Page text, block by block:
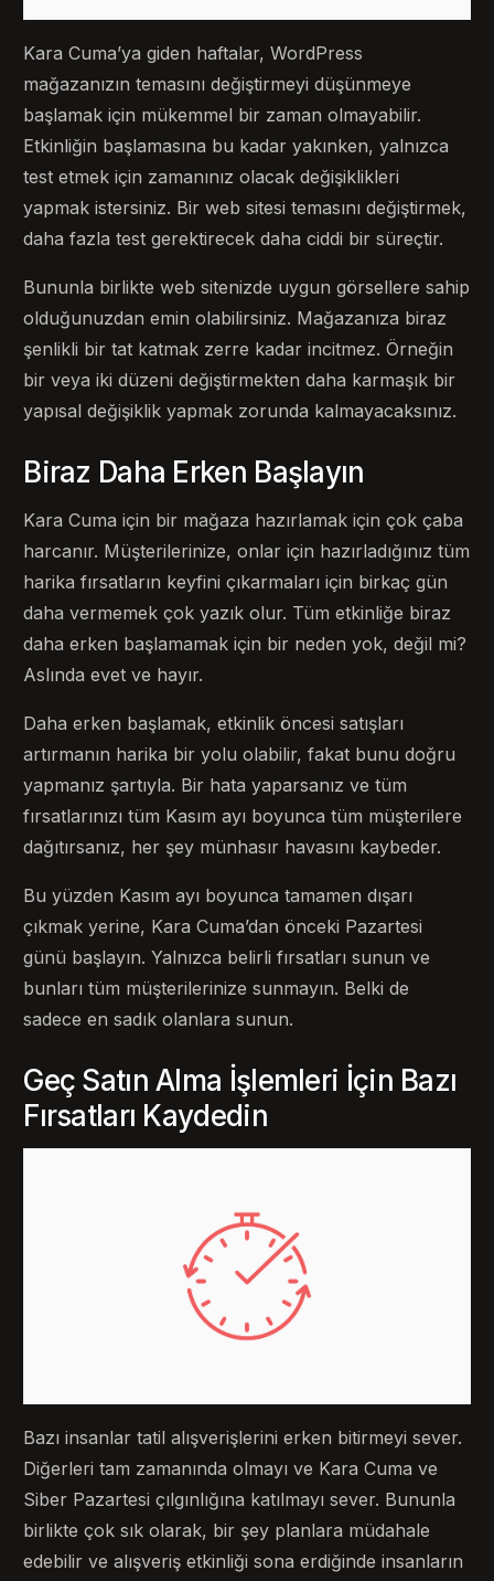
Kara Cuma’ya giden haftalar, WordPress
mağazanızın temasını değiştirmeyi düşünmeye
başlamak için mükemmel bir zaman olmayabilir.
Etkinliğin başlamasına bu kadar yakınken, yalnızca
test etmek için zamanınız olacak değişiklikleri
yapmak istersiniz. Bir web sitesi temasını değiştirmek,
daha fazla test gerektirecek daha ciddi bir süreçtir.
Bununla birlikte web sitenizde uygun görsellere sahip
olduğunuzdan emin olabilirsiniz. Mağazanıza biraz
şenlikli bir tat katmak zerre kadar incitmez. Örneğin
bir veya iki düzeni değiştirmekten daha karmaşık bir
yapısal değişiklik yapmak zorunda kalmayacaksınız.
Biraz Daha Erken Başlayın
Kara Cuma için bir mağaza hazırlamak için çok çaba
harcanır. Müşterilerinize, onlar için hazırladığınız tüm
harika fırsatların keyfini çıkarmaları için birkaç gün
daha vermemek çok yazık olur. Tüm etkinliğe biraz
daha erken başlamamak için bir neden yok, değil mi?
Aslında evet ve hayır.
Daha erken başlamak, etkinlik öncesi satışları
artırmanın harika bir yolu olabilir, fakat bunu doğru
yapmanız şartıyla. Bir hata yaparsanız ve tüm
fırsatlarınızı tüm Kasım ayı boyunca tüm müşterilere
dağıtırsanız, her şey münhasır havasını kaybeder.
Bu yüzden Kasım ayı boyunca tamamen dışarı
çıkmak yerine, Kara Cuma’dan önceki Pazartesi
günü başlayın. Yalnızca belirli fırsatları sunun ve
bunları tüm müşterilerinize sunmayın. Belki de
sadece en sadık olanlara sunun.
Geç Satın Alma İşlemleri İçin Bazı
Fırsatları Kaydedin
Bazı insanlar tatil alışverişlerini erken bitirmeyi sever.
Diğerleri tam zamanında olmayı ve Kara Cuma ve
Siber Pazartesi çılgınlığına katılmayı sever. Bununla
birlikte çok sık olarak, bir şey planlara müdahale
edebilir ve alışveriş etkinliği sona erdiğinde insanların